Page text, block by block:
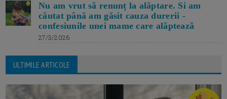
Nu am vrut să renunț la alăptare. Si am
căutat până am găsit cauza durerii -
confesiunile unei mame care alăptează
27/3/2026
ULTIMILE ARTICOLE